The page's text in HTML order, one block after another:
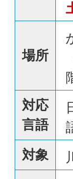
場所
対応
言語
対象